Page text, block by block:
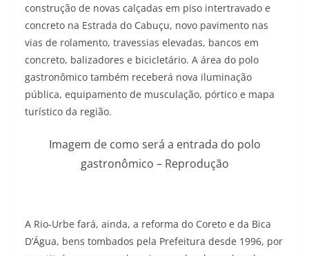
construção de novas calçadas em piso intertravado e
concreto na Estrada do Cabuçu, novo pavimento nas
vias de rolamento, travessias elevadas, bancos em
concreto, balizadores e bicicletário. A área do polo
gastronômico também receberá nova iluminação
pública, equipamento de musculação, pórtico e mapa
turístico da região.
Imagem de como será a entrada do polo
gastronômico – Reprodução
A Rio-Urbe fará, ainda, a reforma do Coreto e da Bica
D’Água, bens tombados pela Prefeitura desde 1996, por